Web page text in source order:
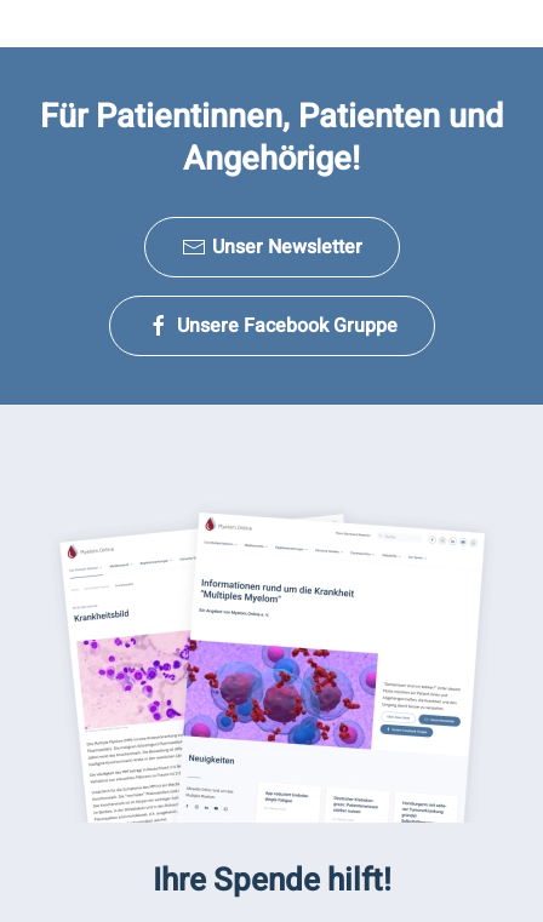
Für Patientinnen, Patienten und
Angehörige!
Unser Newsletter
Unsere Facebook Gruppe
Ihre Spende hilft!